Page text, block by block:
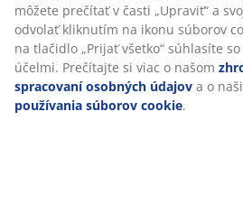
(6)
Doprava
môžete prečítať v časti „Upraviť“ a
odvolať kliknutím na ikonu súborov
na tlačidlo „Prijať všetko“ súhlasíte
účelmi. Prečítajte si viac o našom
spracovaní osobných údajov a o
používania súborov cookie.